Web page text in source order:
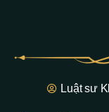
Luật sư